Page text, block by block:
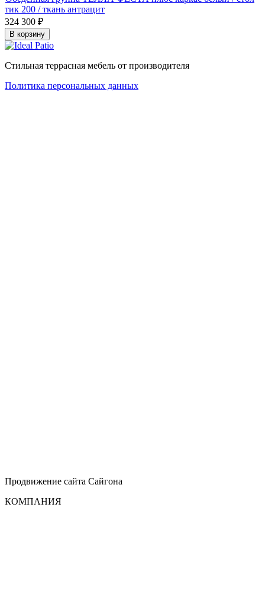
тик 200 / ткань антрацит
324 300 ₽
В корзину
Стильная террасная мебель от производителя
Политика персональных данных
Продвижение сайта Сайгона
КОМПАНИЯ